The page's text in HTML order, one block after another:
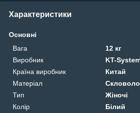
Характеристики
Основні
Вага
12 кг
Виробник
KT-
Країна виробник
Китай
Матеріал
Тип
Жіночі
Колір
Білий